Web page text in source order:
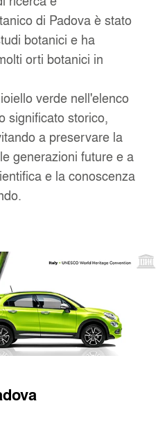
di Padova è stato
botanici e ha
orti botanici in
verde nell'elenco
significato storico,
a preservare la
generazioni future e a
e la conoscenza